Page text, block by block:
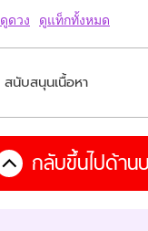
ดูดวง ดูแท็กทั้งหมด
สนับสนุนเนื้อหา
กลับขึ้นไปด้าน